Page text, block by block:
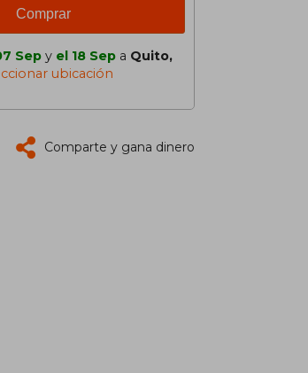
Comprar
Sep y el 18 Sep a Quito,
ubicación
Comparte y gana dinero